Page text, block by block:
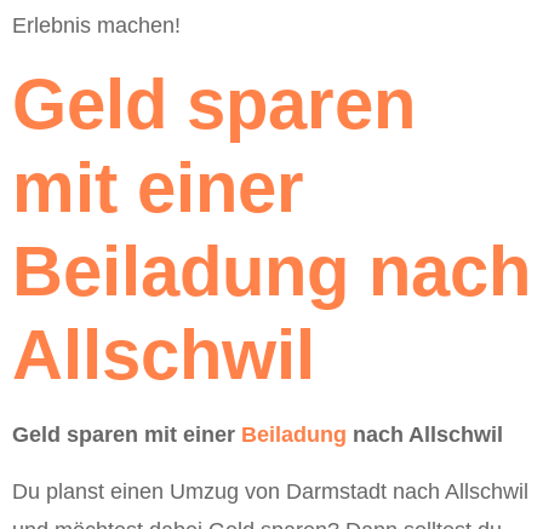
Erlebnis machen!
Geld sparen
mit einer
Beiladung nach
Allschwil
Geld sparen mit einer Beiladung nach Allschwil
Du planst einen Umzug von Darmstadt nach Allschwil